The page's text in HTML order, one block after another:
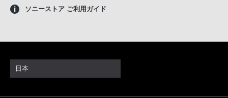
ソニーストア ご利用ガイド
日本